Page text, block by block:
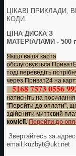
ЦІКАВІ ПРИКЛАДИ,
КОДИ.
ЦІНА ДИСКА З
МАТЕРІАЛАМИ - 500
Якщо ваша карта
обслуговується
тоді переведіть
через Приват24 на
5168 7573 0556
натисніть на посилання
"Перейти до оплати",
здійснити миттєвий
комісії. Перейти до
Звертайтесь за
еmail:kuzbyt@ukr.net